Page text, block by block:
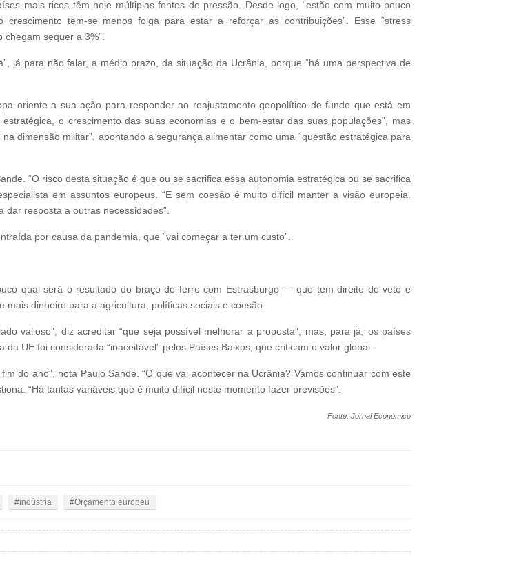
mais ricos têm hoje múltiplas fontes de pressão. Desde logo, “estão com muito pouco
tem-se menos folga para estar a reforçar as contribuições”. Esse “stress
sequer a 3%”.
já para não falar, a médio prazo, da situação da Ucrânia, porque “há uma perspectiva de
oriente a sua ação para responder ao reajustamento geopolítico de fundo que está em
o crescimento das suas economias e o bem-estar das suas populações”, mas
dimensão militar”, apontando a segurança alimentar como uma “questão estratégica para
“O risco desta situação é que ou se sacrifica essa autonomia estratégica ou se sacrifica
em assuntos europeus. “E sem coesão é muito difícil manter a visão europeia.
resposta a outras necessidades”.
por causa da pandemia, que “vai começar a ter um custo”.
qual será o resultado do braço de ferro com Estrasburgo — que tem direito de veto e
dinheiro para a agricultura, políticas sociais e coesão.
valioso”, diz acreditar “que seja possível melhorar a proposta”, mas, para já, os países
UE foi considerada “inaceitável” pelos Países Baixos, que criticam o valor global.
do ano”, nota Paulo Sande. “O que vai acontecer na Ucrânia? Vamos continuar com este
“Há tantas variáveis que é muito difícil neste momento fazer previsões”.
Fonte: Jornal Económico
indústria Orçamento europeu